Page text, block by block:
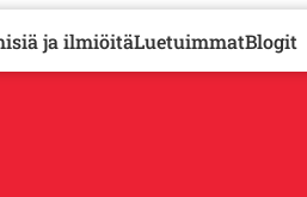
ja ilmiöitäLuetuimmatBlogit